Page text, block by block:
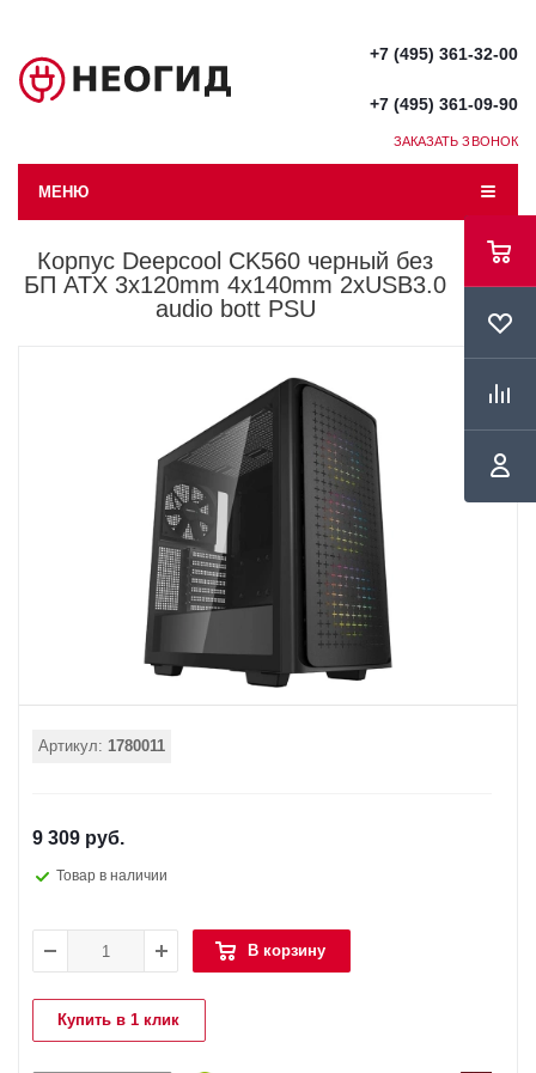
+7 (495) 361-32-00
+7 (495) 361-09-90
ЗАКАЗАТЬ ЗВОНОК
МЕНЮ
Корпус Deepcool CK560 черный без
БП ATX 3x120mm 4x140mm 2xUSB3.0
audio bott PSU
Артикул: 1780011
9 309 руб.
Товар в наличии
В корзину
Купить в 1 клик